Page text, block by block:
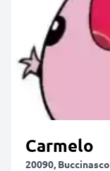
Carmelo
20090, Buccinasco